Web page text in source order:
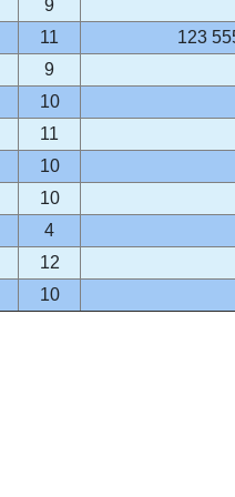
9
11
123
9
10
11
10
10
4
12
10